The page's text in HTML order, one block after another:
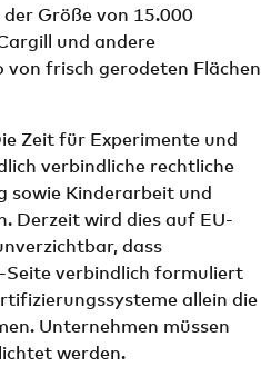
Größe von 15.000
und andere
frisch gerodeten Flächen
Zeit für Experimente und
verbindliche rechtliche
sowie Kinderarbeit und
Derzeit wird dies auf EU-
dass
Seite verbindlich formuliert
allein die
Unternehmen müssen
werden.